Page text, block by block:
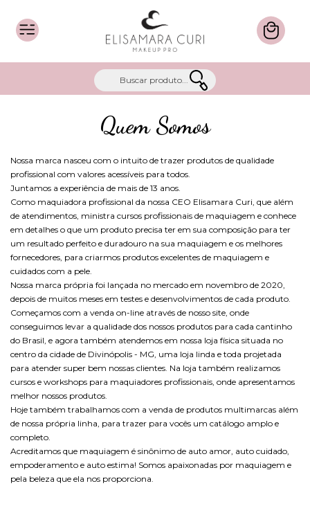
Quem Somos
Nossa marca nasceu com o intuito de trazer produtos de qualidade
profissional com valores acessíveis para todos.
Juntamos a experiência de mais de 13 anos.
Como maquiadora profissional da nossa CEO Elisamara Curi, que além
de atendimentos, ministra cursos profissionais de maquiagem e conhece
em detalhes o que um produto precisa ter em sua composição para ter
um resultado perfeito e duradouro na sua maquiagem e os melhores
fornecedores, para criarmos produtos excelentes de maquiagem e
cuidados com a pele.
Nossa marca própria foi lançada no mercado em novembro de 2020,
depois de muitos meses em testes e desenvolvimentos de cada produto.
Começamos com a venda on-line através de nosso site, onde
conseguimos levar a qualidade dos nossos produtos para cada cantinho
do Brasil, e agora também atendemos em nossa loja física situada no
centro da cidade de Divinópolis - MG, uma loja linda e toda projetada
para atender super bem nossas clientes. Na loja também realizamos
cursos e workshops para maquiadores profissionais, onde apresentamos
melhor nossos produtos.
Hoje também trabalhamos com a venda de produtos multimarcas além
de nossa própria linha, para trazer para vocês um catálogo amplo e
completo.
Acreditamos que maquiagem é sinônimo de auto amor, auto cuidado,
empoderamento e auto estima! Somos apaixonadas por maquiagem e
pela beleza que ela nos proporciona.